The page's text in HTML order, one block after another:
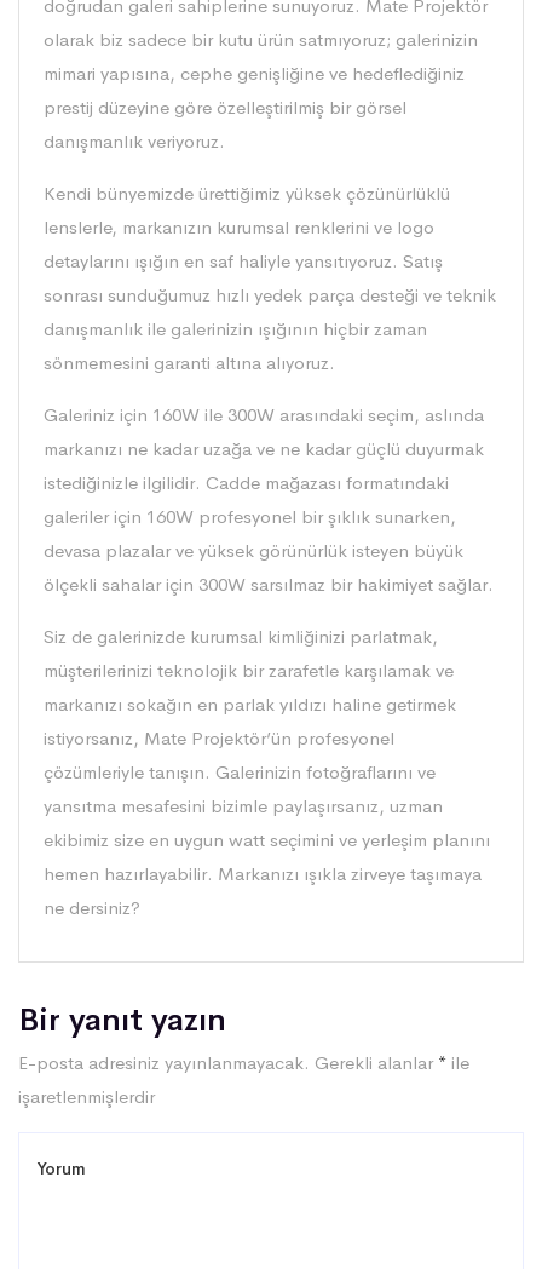
doğrudan galeri sahiplerine sunuyoruz. Mate Projektör
olarak biz sadece bir kutu ürün satmıyoruz; galerinizin
mimari yapısına, cephe genişliğine ve hedeflediğiniz
prestij düzeyine göre özelleştirilmiş bir görsel
danışmanlık veriyoruz.
Kendi bünyemizde ürettiğimiz yüksek çözünürlüklü
lenslerle, markanızın kurumsal renklerini ve logo
detaylarını ışığın en saf haliyle yansıtıyoruz. Satış
sonrası sunduğumuz hızlı yedek parça desteği ve teknik
danışmanlık ile galerinizin ışığının hiçbir zaman
sönmemesini garanti altına alıyoruz.
Galeriniz için 160W ile 300W arasındaki seçim, aslında
markanızı ne kadar uzağa ve ne kadar güçlü duyurmak
istediğinizle ilgilidir. Cadde mağazası formatındaki
galeriler için 160W profesyonel bir şıklık sunarken,
devasa plazalar ve yüksek görünürlük isteyen büyük
ölçekli sahalar için 300W sarsılmaz bir hakimiyet sağlar.
Siz de galerinizde kurumsal kimliğinizi parlatmak,
müşterilerinizi teknolojik bir zarafetle karşılamak ve
markanızı sokağın en parlak yıldızı haline getirmek
istiyorsanız, Mate Projektör’ün profesyonel
çözümleriyle tanışın. Galerinizin fotoğraflarını ve
yansıtma mesafesini bizimle paylaşırsanız, uzman
ekibimiz size en uygun watt seçimini ve yerleşim planını
hemen hazırlayabilir. Markanızı ışıkla zirveye taşımaya
ne dersiniz?
Bir yanıt yazın
E-posta adresiniz yayınlanmayacak. Gerekli alanlar * ile
işaretlenmişlerdir